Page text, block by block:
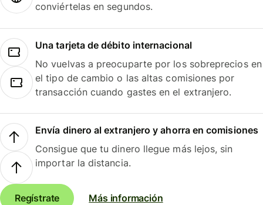
conviértelas en segundos.
Una tarjeta de débito internacional
No vuelvas a preocuparte por los sobreprecios en
el tipo de cambio o las altas comisiones por
transacción cuando gastes en el extranjero.
Envía dinero al extranjero y ahorra en comisiones
Consigue que tu dinero llegue más lejos, sin
importar la distancia.
Regístrate Más información